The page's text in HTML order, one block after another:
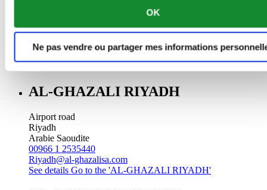
OK
Ne pas vendre ou partager mes informations
Arabie Saoudite
00966 1 4628858
AL-GHAZALI RIYADH
Airport road
Riyadh
Arabie Saoudite
00966 1 2535440
Riyadh@al-ghazalisa.com
See details Go to the 'AL-GHAZALI RIYADH'